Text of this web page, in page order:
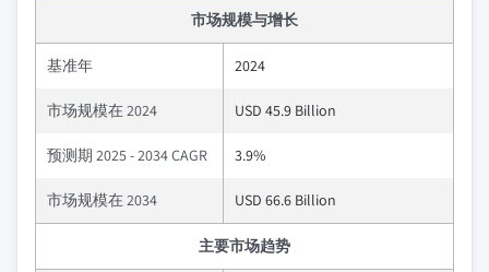
市场规模与增长
基准年 2024
市场规模在 2024 USD 45.9 Billion
预测期 2025 - 2034 CAGR 3.9%
市场规模在 2034 USD 66.6 Billion
主要市场趋势